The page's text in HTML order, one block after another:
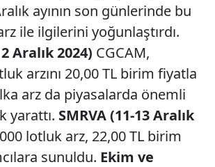
ayının son günlerinde bu
ile ilgilerini yoğunlaştırdı.
Aralık 2024) CGCAM,
arzını 20,00 TL birim fiyatla
arz da piyasalarda önemli
yarattı. SMRVA (11-13 Aralık
lotluk arz, 22,00 TL birim
sunuldu. Ekim ve